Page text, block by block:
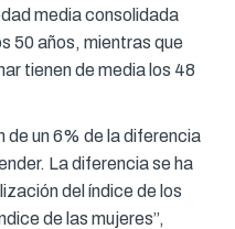
media consolidada
50 años, mientras que
tienen de media los 48
de un 6% de la diferencia
La diferencia se ha
del índice de los
de las mujeres”,